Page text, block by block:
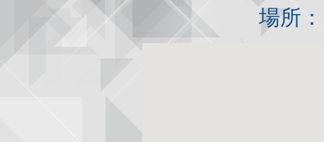
場所：